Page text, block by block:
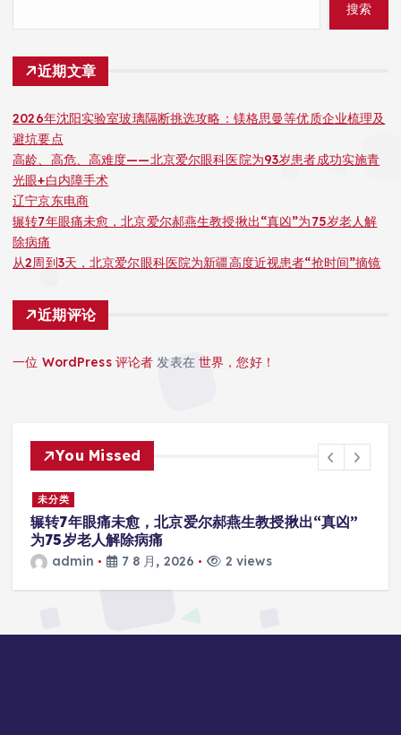
搜索
近期文章
2026年沈阳实验室玻璃隔断挑选攻略：镁格思曼等优质企业梳理及
避坑要点
高龄、高危、高难度——北京爱尔眼科医院为93岁患者成功实施青
光眼+白内障手术
辽宁京东电商
辗转7年眼痛未愈，北京爱尔郝燕生教授揪出“真凶”为75岁老人解
除病痛
从2周到3天，北京爱尔眼科医院为新疆高度近视患者“抢时间”摘镜
近期评论
一位 WordPress 评论者 发表在世界，您好！
You Missed
未分类
辗转7年眼痛未愈，北京爱尔郝燕生教授揪出“真凶”
为75岁老人解除病痛
admin 7 8 月, 2026 2 views